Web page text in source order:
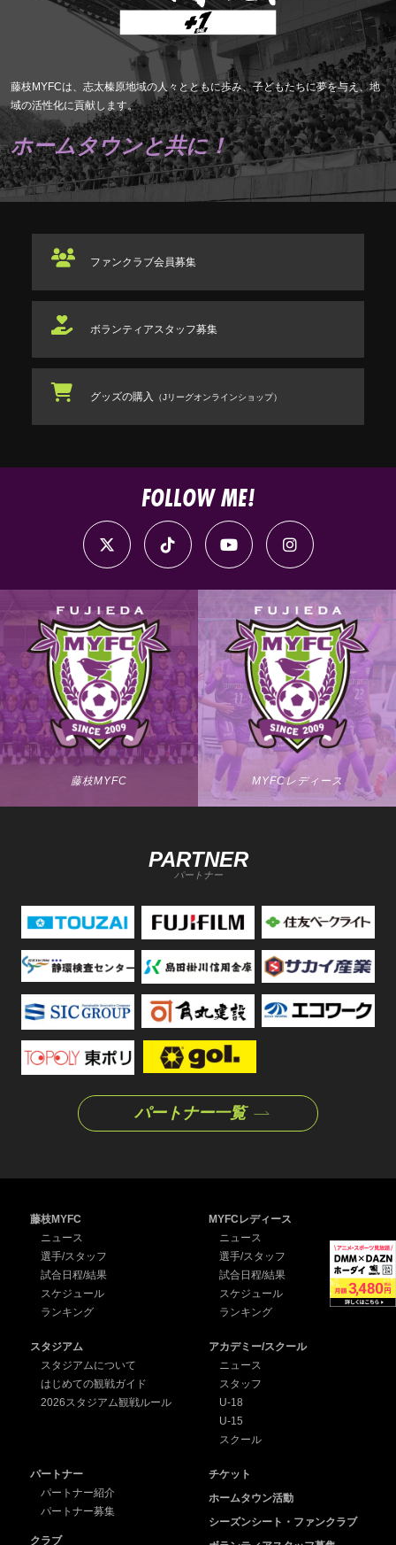
藤枝MYFCは、志太榛原地域の人々とともに歩み、子どもたちに夢を与え、地
域の活性化に貢献します。
ホームタウンと共に！
ファンクラブ会員募集
ボランティアスタッフ募集
グッズの購入 （Jリーグオンラインショップ）
FOLLOW ME!
藤枝MYFC MYFCレディース
PARTNER
パートナー
パートナー一覧
藤枝MYFC
ニュース
選手/スタッフ
試合日程/結果
スケジュール
ランキング
MYFCレディース
ニュース
選手/スタッフ
試合日程/結果
スケジュール
ランキング
スタジアム
スタジアムについて
はじめての観戦ガイド
2026スタジアム観戦ルール
アカデミー/スクール
ニュース
スタッフ
U-18
U-15
スクール
パートナー
パートナー紹介
パートナー募集
クラブ
チケット
ホームタウン活動
シーズンシート・ファンクラブ